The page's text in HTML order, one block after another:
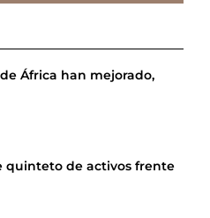
África han mejorado,
quinteto de activos frente